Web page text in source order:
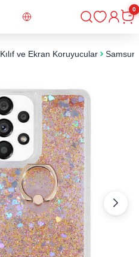
Giriş
0
Kılıf ve Ekran Koruyucular